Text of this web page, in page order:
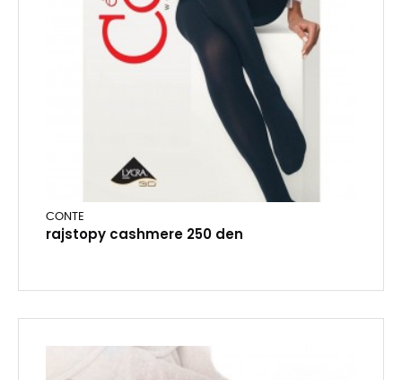
CONTE
rajstopy cashmere 250 den